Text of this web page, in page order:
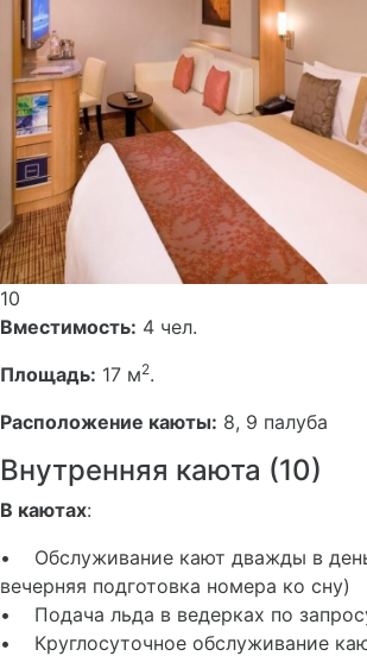
10
Вместимость: 4 чел.
Площадь: 17 м2.
Расположение каюты: 8, 9 палуба
Внутренняя каюта (10)
В каютах:
• Обслуживание кают дважды в
вечерняя подготовка номера ко сну)
• Подача льда в ведерках по
• Круглосуточное обслуживание